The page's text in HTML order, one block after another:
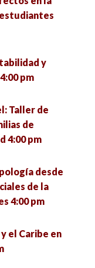
en
sesión) 6:00
ante los
y
el CERESO
y
pm
Taller de
de
4:00 pm
desde
de la
4:00 pm
el Caribe en